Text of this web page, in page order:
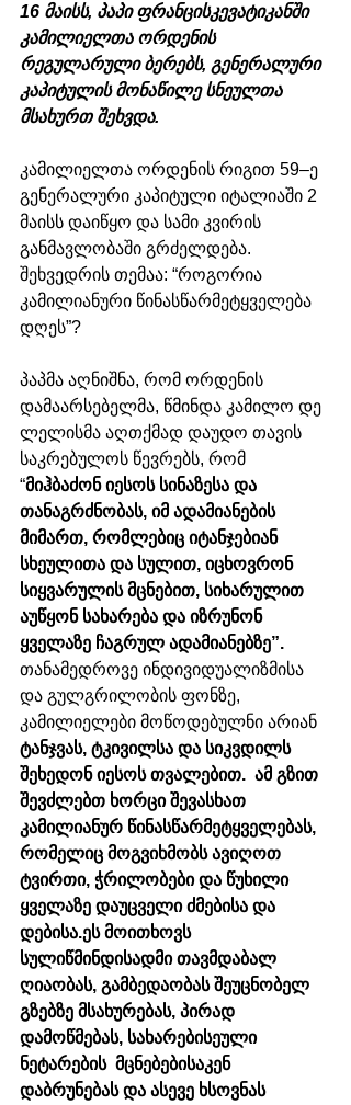
16 მაისს, პაპი ფრანცისკევატიკანში
კამილიელთა ორდენის
რეგულარული ბერებს, გენერალური
კაპიტულის მონაწილე სნეულთა
მსახურთ შეხვდა.
კამილიელთა ორდენის რიგით 59–ე
გენერალური კაპიტული იტალიაში 2
მაისს დაიწყო და სამი კვირის
განმავლობაში გრძელდება.
შეხვედრის თემაა: “როგორია
კამილიანური წინასწარმეტყველება
დღეს”?
პაპმა აღნიშნა, რომ ორდენის
დამაარსებელმა, წმინდა კამილო დე
ლელისმა აღთქმად დაუდო თავის
საკრებულოს წევრებს, რომ
“მიჰბაძონ იესოს სინაზესა და
თანაგრძნობას, იმ ადამიანების
მიმართ, რომლებიც იტანჯებიან
სხეულითა და სულით, იცხოვრონ
სიყვარულის მცნებით, სიხარულით
აუწყონ სახარება და იზრუნონ
ყველაზე ჩაგრულ ადამიანებზე”.
თანამედროვე ინდივიდუალიზმისა
და გულგრილობის ფონზე,
კამილიელები მოწოდებულნი არიან
ტანჯვას, ტკივილსა და სიკვდილს
შეხედონ იესოს თვალებით.  ამ გზით
შევძლებთ ხორცი შევასხათ
კამილიანურ წინასწარმეტყველებას,
რომელიც მოგვიხმობს ავიღოთ
ტვირთი, ჭრილობები და წუხილი
ყველაზე დაუცველი ძმებისა და
დებისა.ეს მოითხოვს
სულიწმინდისადმი თავმდაბალ
ღიაობას, გამბედაობას შეუცნობელ
გზებზე მსახურებას, პირად
დამოწმებას, სახარებისეული
ნეტარების  მცნებებისაკენ
დაბრუნებას და ასევე ხსოვნას